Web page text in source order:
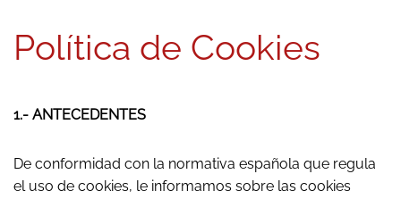
Política de Cookies
1.- ANTECEDENTES
De conformidad con la normativa española que regula
el uso de cookies, le informamos sobre las cookies